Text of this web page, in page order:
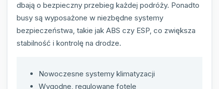
dbają o bezpieczny przebieg każdej podróży. Ponadto
busy są wyposażone w niezbędne systemy
bezpieczeństwa, takie jak ABS czy ESP, co zwiększa
stabilność i kontrolę na drodze.
Nowoczesne systemy klimatyzacji
Wygodne, regulowane fotele